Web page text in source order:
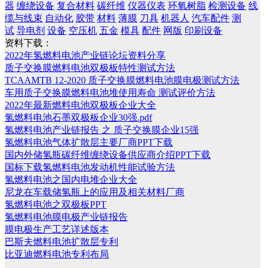
器 缠绕设备 复合材料 碳纤维 仪器仪表 环氧树脂 检测设备 线
缆与线束 自动化 胶带 材料 薄膜 刀具 机器人 汽车配件 测
试 导电剂 设备 空压机 五金 模具 配件 网版 印刷设备
资料下载：
2022年氢燃料电池产业链论坛资料分享
质子交换膜燃料电池双极板特性测试方法
TCAAMTB 12-2020 质子交换膜燃料电池膜电极测试方法
车用质子交换膜燃料电池堆使用寿命 测试评价方法
2022年最新燃料电池双极板企业大全
氢燃料电池石墨双极板企业30强.pdf
氢燃料电池产业链报告 之 质子交换膜企业15强
氢燃料电池气体扩散层主要厂商PPT下载
国内外储氢瓶碳纤维缠绕设备供应商介绍PPT下载
国标下载氢燃料电池发动机性能试验方法
氢燃料电池之国内电堆企业大全
尼龙在车载储氢瓶上的应用及相关材料厂商
氢燃料电池之双极板PPT
氢燃料电池膜电极产业链报告
膜电极生产工艺详述版本
巴斯夫燃料电池扩散层专利
比亚迪燃料电池专利布局